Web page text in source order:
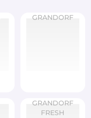
GRANDORF
GRANDORF
FRESH